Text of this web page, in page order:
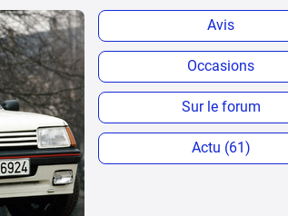
Avis
Occasions
Sur le forum
Actu (61)